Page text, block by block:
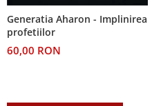
Despre afaceri
Dezvoltare personala
Generatia Aharon - Implinirea
profetiilor
60,00 RON